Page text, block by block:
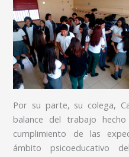
Por su parte, su colega,
balance del trabajo
cumplimiento de las
ámbito psicoeducativo